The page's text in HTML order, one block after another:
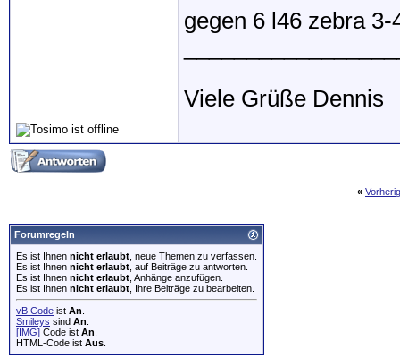
gegen 6 l46 zebra 3-
Viele Grüße Dennis
«
Forumregeln
Es ist Ihnen nicht erlaubt , neue Themen zu verfassen.
Es ist Ihnen nicht erlaubt , auf Beiträge zu antworten.
Es ist Ihnen nicht erlaubt , Anhänge anzufügen.
Es ist Ihnen nicht erlaubt , Ihre Beiträge zu bearbeiten.
vB Code ist An
Smileys sind An
[IMG] Code ist An
HTML-Code ist Aus